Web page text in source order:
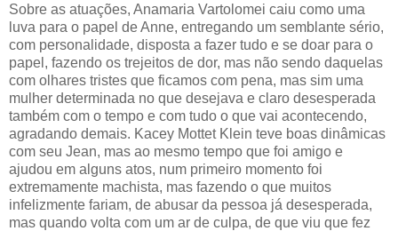
Sobre as atuações, Anamaria Vartolomei caiu como uma
luva para o papel de Anne, entregando um semblante sério,
com personalidade, disposta a fazer tudo e se doar para o
papel, fazendo os trejeitos de dor, mas não sendo daquelas
com olhares tristes que ficamos com pena, mas sim uma
mulher determinada no que desejava e claro desesperada
também com o tempo e com tudo o que vai acontecendo,
agradando demais. Kacey Mottet Klein teve boas dinâmicas
com seu Jean, mas ao mesmo tempo que foi amigo e
ajudou em alguns atos, num primeiro momento foi
extremamente machista, mas fazendo o que muitos
infelizmente fariam, de abusar da pessoa já desesperada,
mas quando volta com um ar de culpa, de que viu que fez